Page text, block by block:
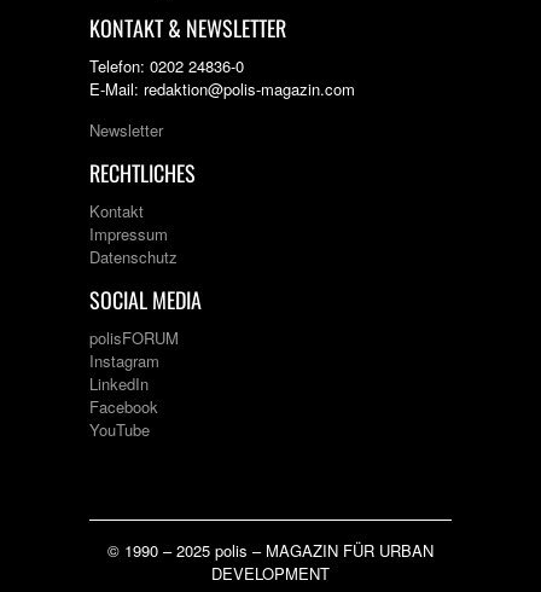
KONTAKT & NEWSLETTER
Telefon: 0202 24836-0
E-Mail: redaktion@polis-magazin.com
Newsletter
RECHTLICHES
Kontakt
Impressum
Datenschutz
SOCIAL MEDIA
polisFORUM
Instagram
LinkedIn
Facebook
YouTube
© 1990 – 2025 polis – MAGAZIN FÜR URBAN
DEVELOPMENT